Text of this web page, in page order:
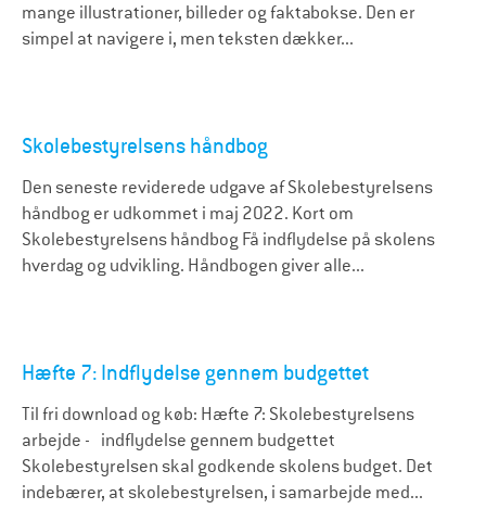
mange illustrationer, billeder og faktabokse. Den er
simpel at navigere i, men teksten dækker...
Skolebestyrelsens håndbog
Den seneste reviderede udgave af Skolebestyrelsens
håndbog er udkommet i maj 2022. Kort om
Skolebestyrelsens håndbog Få indflydelse på skolens
hverdag og udvikling. Håndbogen giver alle...
Hæfte 7: Indflydelse gennem budgettet
Til fri download og køb: Hæfte 7: Skolebestyrelsens
arbejde - indflydelse gennem budgettet
Skolebestyrelsen skal godkende skolens budget. Det
indebærer, at skolebestyrelsen, i samarbejde med...